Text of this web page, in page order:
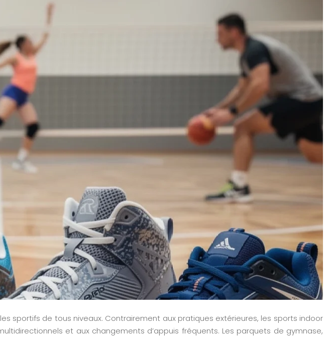
sportifs de tous niveaux. Contrairement aux pratiques extérieures, les sports indoor
et aux changements d’appuis fréquents. Les parquets de gymnase,